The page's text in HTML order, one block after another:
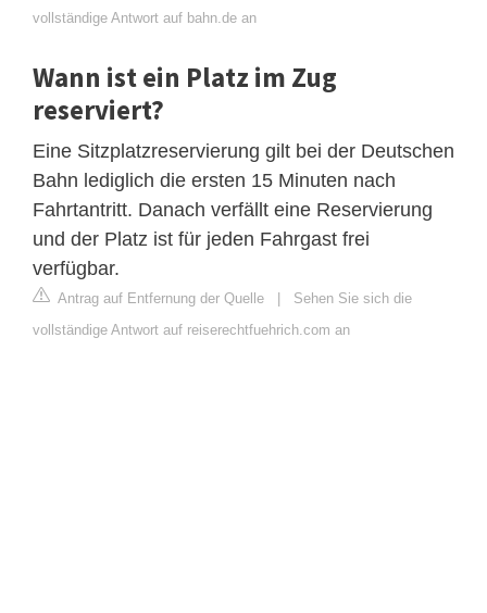
vollständige Antwort auf bahn.de an
Wann ist ein Platz im Zug
reserviert?
Eine Sitzplatzreservierung gilt bei der Deutschen
Bahn lediglich die ersten 15 Minuten nach
Fahrtantritt. Danach verfällt eine Reservierung
und der Platz ist für jeden Fahrgast frei
verfügbar.
Antrag auf Entfernung der Quelle | Sehen Sie sich die
vollständige Antwort auf reiserechtfuehrich.com an